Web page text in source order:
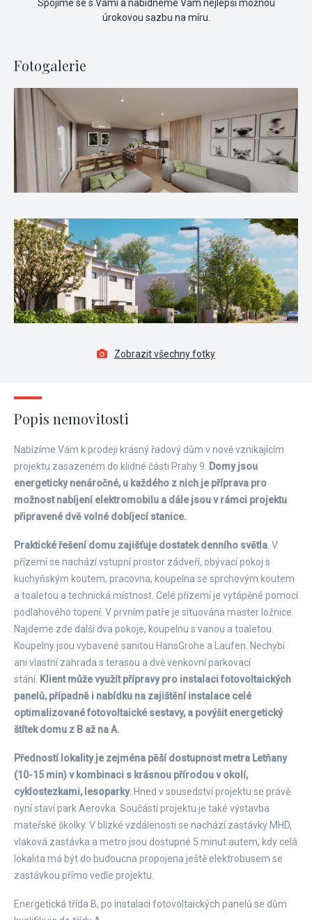
Spojíme se s Vámi a nabídneme Vám nejlepší možnou
úrokovou sazbu na míru.
Fotogalerie
Zobrazit všechny fotky
Popis nemovitosti
Nabízíme Vám k prodeji krásný řadový dům v nově vznikajícím
projektu zasazeném do klidné části Prahy 9.
Domy jsou
energeticky nenáročné, u každého z nich je příprava pro
možnost nabíjení elektromobilu a dále jsou v rámci projektu
připravené dvě volné dobíjecí stanice.
Praktické řešení domu zajišťuje dostatek denního světla . V
přízemí se nachází vstupní prostor zádveří, obývací pokoj s
kuchyňským koutem, pracovna, koupelna se sprchovým koutem
a toaletou a technická místnost. Celé přízemí je vytápěné pomocí
podlahového topení. V prvním patře je situována master ložnice.
Najdeme zde další dva pokoje, koupelnu s vanou a toaletou.
Koupelny jsou vybavené sanitou HansGrohe a Laufen. Nechybí
ani vlastní zahrada s terasou a dvě venkovní parkovací
stání. Klient může využít přípravy pro instalaci fotovoltaických
panelů, případně i nabídku na zajištění instalace celé
optimalizované fotovoltaické sestavy, a povýšit energetický
štítek domu z B až na A.
Předností lokality je zejména pěší dostupnost metra Letňany
(10-15 min) v kombinaci s krásnou přírodou v okolí,
cyklostezkami, lesoparky. Hned v sousedství projektu se právě
nyní staví park Aerovka. Součástí projektu je také výstavba
mateřské školky. V blízké vzdálenosti se nachází zastávky MHD,
vlaková zastávka a metro jsou dostupné 5 minut autem, kdy celá
lokalita má být do budoucna propojena ještě elektrobusem se
zastávkou přímo vedle projektu.
Energetická třída B, po instalaci fotovoltaických panelů se dům